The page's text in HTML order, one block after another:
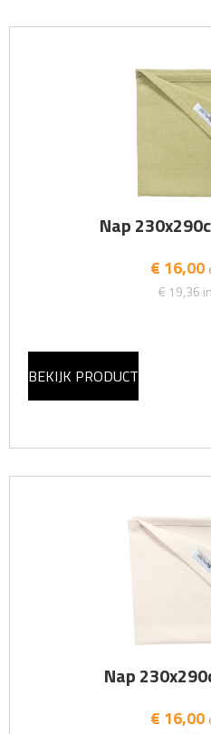
Nap
€ 16,00
€ 19,36
BEKIJK PRODUCT
Nap
€ 16,00